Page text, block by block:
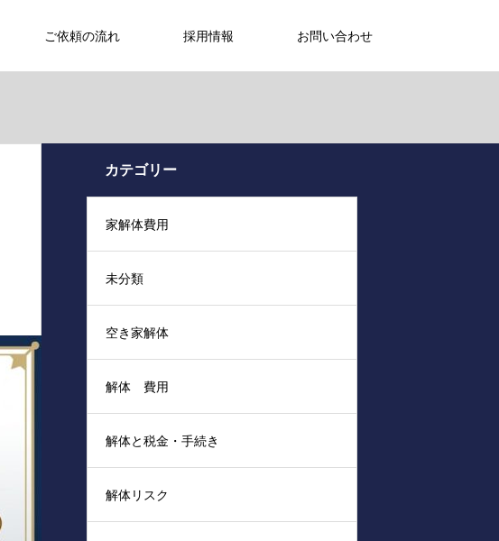
ご依頼の流れ 採用情報 お問い合わせ
カテゴリー
家解体費用
未分類
空き家解体
解体 費用
解体と税金・手続き
解体リスク